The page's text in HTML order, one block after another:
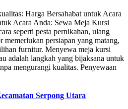
Harga Bersahabat untuk Acara
Acara Anda: Sewa Meja Kursi
seperti pesta pernikahan, ulang
memerlukan persiapan yang matang,
furnitur. Menyewa meja kursi
adalah langkah yang bijaksana untuk
mengurangi kualitas. Penyewaan
Serpong Utara